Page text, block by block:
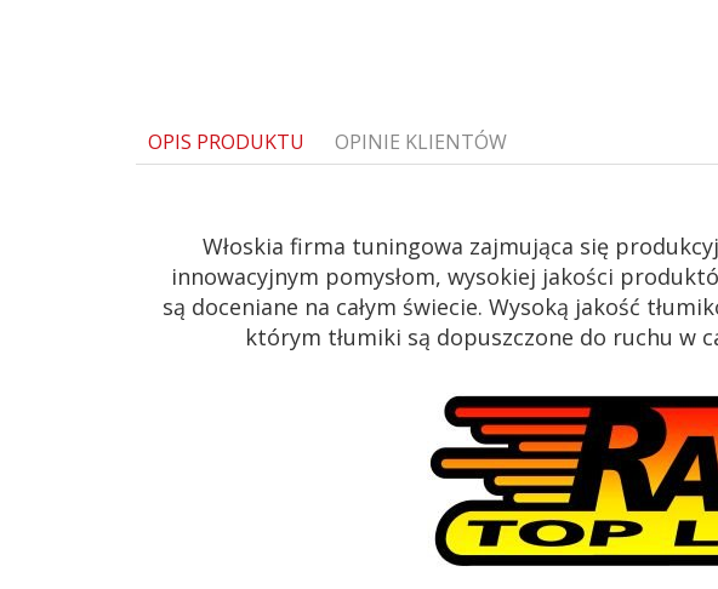
OPIS PRODUKTU OPINIE KLIENTÓW
Włoskia firma tuningowa zajmująca się
innowacyjnym pomysłom, wysokiej jakości
są doceniane na całym świecie. Wysoką jakość
którym tłumiki są dopuszczone do ruchu w